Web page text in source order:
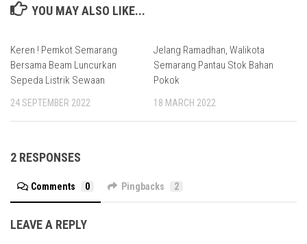
YOU MAY ALSO LIKE...
Keren ! Pemkot Semarang
Bersama Beam Luncurkan
Sepeda Listrik Sewaan
24 SEPTEMBER 2022
Jelang Ramadhan, Walikota
Semarang Pantau Stok Bahan
Pokok
18 MARCH 2022
2 RESPONSES
Comments 0 Pingbacks 2
LEAVE A REPLY